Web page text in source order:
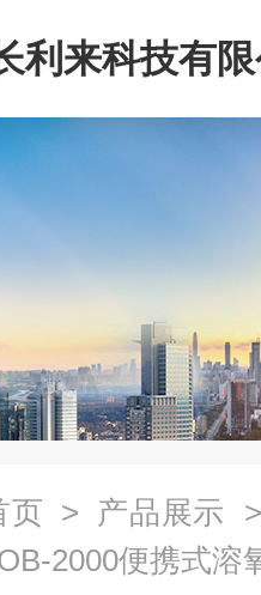
利来科技有
页 > 产品展示
2000便携式溶